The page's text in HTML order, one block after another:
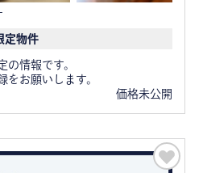
定物件
の情報です。
をお願いします。
価格未公開